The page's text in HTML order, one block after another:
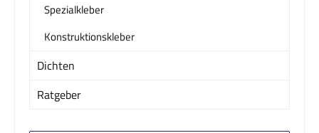
Spezialkleber
Konstruktionskleber
Dichten
Ratgeber